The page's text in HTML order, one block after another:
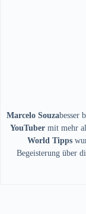
Marcelo Souzabesser
YouTubermit mehr
World Tipps
Begeisterung über